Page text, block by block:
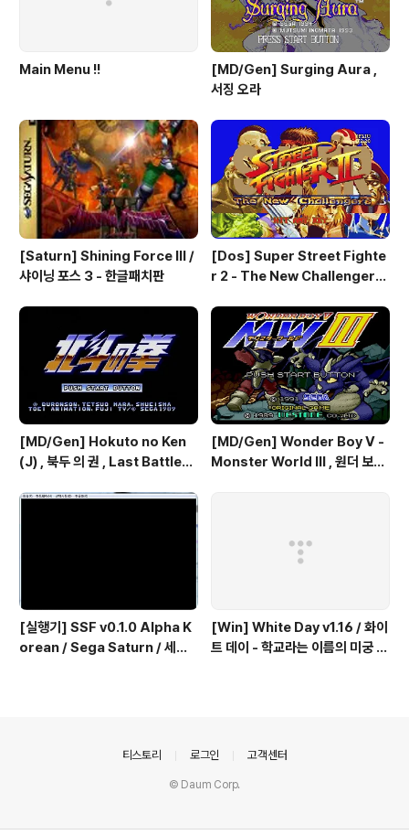
Main Menu !!
[MD/Gen] Surging Aura ,
서징 오라
[Saturn] Shining Force III /
샤이닝 포스 3 - 한글패치판
[Dos] Super Street Fighte
r 2 - The New Challengers
파이터 2 - 더 뉴 챌린져 & 하이퍼
파이팅 / 대전 액션 - 국산소프트
[MD/Gen] Hokuto no Ken
(J) , 북두 의 권 , Last Battle
[MD/Gen] Wonder Boy V -
Monster World III , 원더 보이
[실행기] SSF v0.1.0 Alpha K
orean / Sega Saturn / 세가
[Win] White Day v1.16 / 화이
트 데이 - 학교라는 이름의 미궁 -
티스토리 로그인 고객센터
© Daum Corp.